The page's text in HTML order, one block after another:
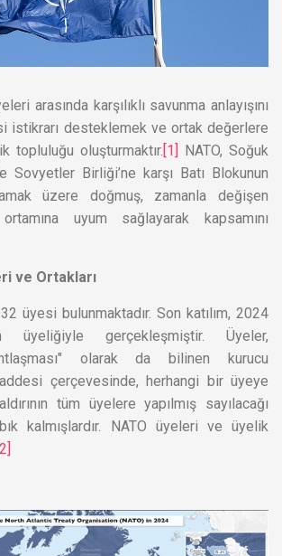
arasında karşılıklı savunma anlayışını
istikrarı desteklemek ve ortak değerlere
topluluğu oluşturmaktır. [1] NATO, Soğuk
Sovyetler Birliği’ne karşı Batı Blokunun
üzere doğmuş, zamanla değişen
uyum sağlayarak kapsamını
ve Ortakları
üyesi bulunmaktadır. Son katılım, 2024
üyeliğiyle gerçekleşmiştir. Üyeler,
olarak da bilinen kurucu
çerçevesinde, herhangi bir üyeye
tüm üyelere yapılmış sayılacağı
kalmışlardır. NATO üyeleri ve üyelik